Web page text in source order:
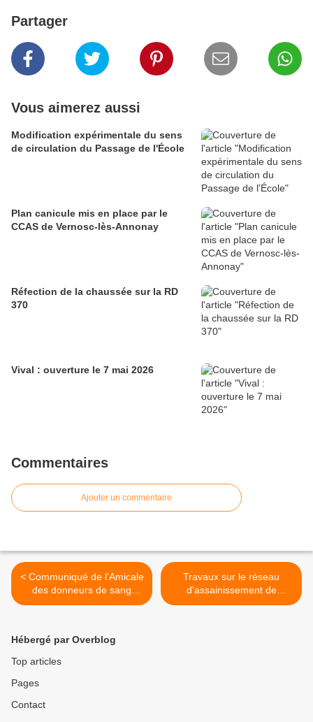
Partager
Vous aimerez aussi
Modification expérimentale du sens
de circulation du Passage de l'École
Plan canicule mis en place par le
CCAS de Vernosc-lès-Annonay
Réfection de la chaussée sur la RD
370
Vival : ouverture le 7 mai 2026
Commentaires
Ajouter un commentaire
< Communiqué de l'Amicale
des donneurs de sang
d'Annonay
Travaux sur le réseau
d'assainissement de
Vernosc-lès-Annonay >
Hébergé par Overblog
Top articles
Pages
Contact